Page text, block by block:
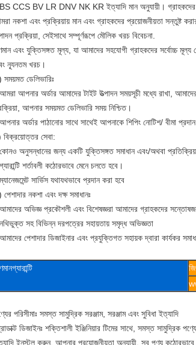
CCS BV LR DNV NK KR ইত্যাদি মান অনুযায়ী। গ্রাহকদের
নকশা এবং প্রক্রিয়ায় মান এবং গ্রাহকদের প্রয়োজনীয়তা সন্তুষ্ট করার
প্রক্রিয়া, সেইসাথে সম্পূর্ণরূপে মৌলিক খরচ বিবেচনা.
এবং যুক্তিসঙ্গত মূল্য, যা আমাদের সহযোগী গ্রাহকদের সর্বোচ্চ মূল্য
ন্যূনতম খরচ।
সময়মত ডেলিভারিঃ
আপনার অর্ডার আমাদের টাইট উত্পাদন সময়সূচী মধ্যে রাখা, আমাদের
আপনার সময়মত ডেলিভারি সময় নিশ্চিত।
অর্ডার পাঠানোর সাথে সাথেই আপনাকে শিপিং নোটিশ/ বীমা
বিক্রয়োত্তর সেবা:
অনুসন্ধানের জন্য একটি যুক্তিসঙ্গত সমাধান এবং/অথবা
শর্তাবলী কঠোরভাবে মেনে চলতে হবে।
সার্ভিস যথাযথভাবে প্রদান করা হবে
নকশা এবং দক্ষ সমাধানঃ
অভিজ্ঞ প্রকৌশলী এবং বিশেষজ্ঞরা আমাদের গ্রাহকদের
সহ বিভিন্ন দরপত্রের সহায়তায় সমৃদ্ধ অভিজ্ঞতা
পেশাদার ডিজাইনার এবং প্রযুক্তিগত সহায়ক দ্বারা কার্যকর
গ্যারান্টি
পরিসীমাঃ সমস্ত সামুদ্রিক সরঞ্জাম, সরঞ্জাম এবং সুবিধা ইত্যাদি
ডিজাইনঃ শক্তিশালী ইঞ্জিনিয়ার টিমের সাথে, সমস্ত সামুদ্রিক
ইনস্টল করুন, আপনার প্রয়োজনীয়তা অনুযায়ী. সব পণ্য কঠোরভাবে